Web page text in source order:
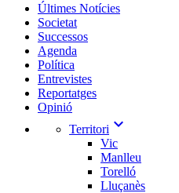
Últimes Notícies
Societat
Successos
Agenda
Política
Entrevistes
Reportatges
Opinió
Territori expand_more
Vic
Manlleu
Torelló
Lluçanès